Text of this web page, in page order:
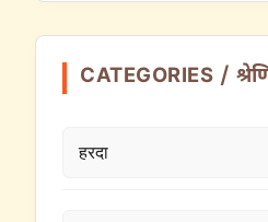
CATEGORIES /
हरदा